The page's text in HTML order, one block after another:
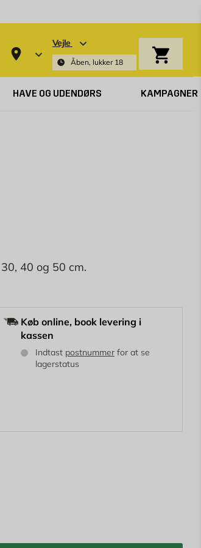
Vejle
Åben, lukker 18
HAVE OG UDENDØRS KAMPAGNER
40 og 50 cm.
Køb online, book levering i
kassen
Indtast postnummerfor at se
lagerstatus